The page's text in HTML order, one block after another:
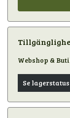
Webshop &
Se